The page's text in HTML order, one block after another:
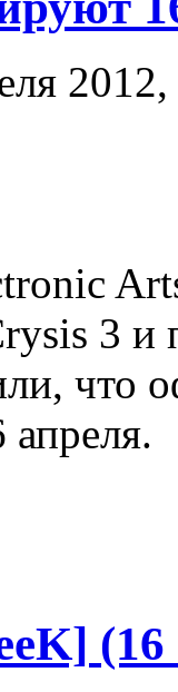
3 и
что
апреля.
(16